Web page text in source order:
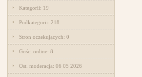
Kategorii: 19
Podkategorii: 218
Stron oczekujących: 0
Gości online: 8
Ost. moderacja: 06 05 2026